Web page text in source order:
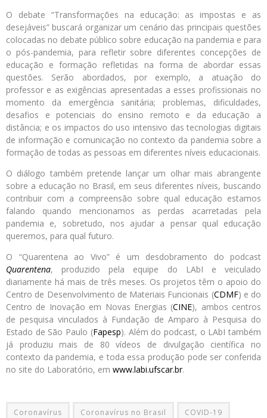
O debate “Transformações na educação: as impostas e as
desejáveis” buscará organizar um cenário das principais questões
colocadas no debate público sobre educação na pandemia e para
o pós-pandemia, para refletir sobre diferentes concepções de
educação e formação refletidas na forma de abordar essas
questões. Serão abordados, por exemplo, a atuação do
professor e as exigências apresentadas a esses profissionais no
momento da emergência sanitária; problemas, dificuldades,
desafios e potenciais do ensino remoto e da educação a
distância; e os impactos do uso intensivo das tecnologias digitais
de informação e comunicação no contexto da pandemia sobre a
formação de todas as pessoas em diferentes níveis educacionais.
O diálogo também pretende lançar um olhar mais abrangente
sobre a educação no Brasil, em seus diferentes níveis, buscando
contribuir com a compreensão sobre qual educação estamos
falando quando mencionamos as perdas acarretadas pela
pandemia e, sobretudo, nos ajudar a pensar qual educação
queremos, para qual futuro.
O “Quarentena ao Vivo” é um desdobramento do podcast
Quarentena, produzido pela equipe do LAbI e veiculado
diariamente há mais de três meses. Os projetos têm o apoio do
Centro de Desenvolvimento de Materiais Funcionais (CDMF) e do
Centro de Inovação em Novas Energias (CINE), ambos centros
de pesquisa vinculados à Fundação de Amparo à Pesquisa do
Estado de São Paulo (Fapesp). Além do podcast, o LAbI também
já produziu mais de 80 vídeos de divulgação científica no
contexto da pandemia, e toda essa produção pode ser conferida
no site do Laboratório, em www.labi.ufscar.br.
Coronavírus Coronavírus no Brasil COVID-19